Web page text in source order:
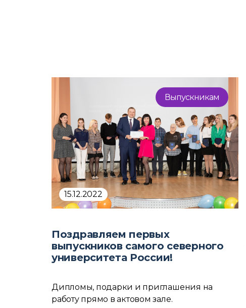
Выпускникам
15.12.2022
Поздравляем первых
выпускников самого северного
университета России!
Дипломы, подарки и приглашения на
работу прямо в актовом зале.